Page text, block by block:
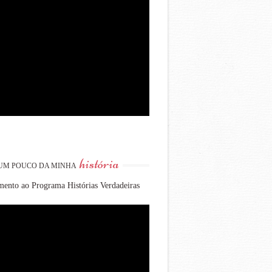
POUCO DA MINHA história
ao Programa Histórias Verdadeiras